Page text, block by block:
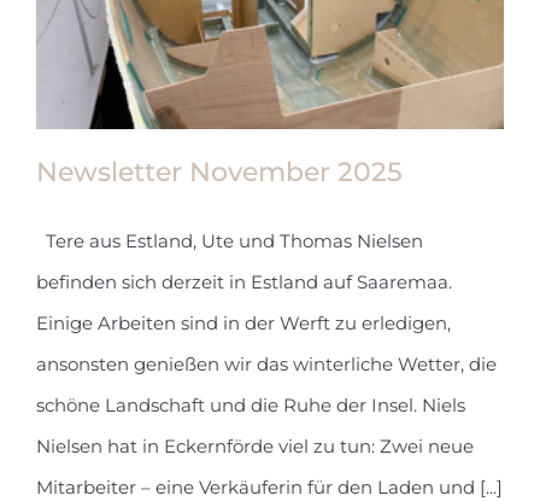
Newsletter November 2025
Newsletter November 2025
Tere aus Estland, Ute und Thomas Nielsen
befinden sich derzeit in Estland auf Saaremaa.
Einige Arbeiten sind in der Werft zu erledigen,
ansonsten genießen wir das winterliche Wetter, die
schöne Landschaft und die Ruhe der Insel. Niels
Nielsen hat in Eckernförde viel zu tun: Zwei neue
Mitarbeiter – eine Verkäuferin für den Laden und [...]